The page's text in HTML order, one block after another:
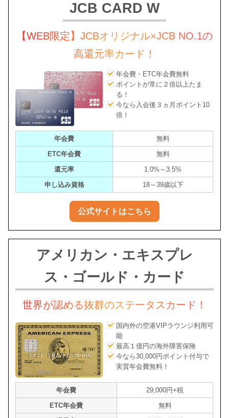
JCB CARD W
【WEB限定】JCBオリジナル×JCB NO.1の
高還元率カード！
年会費・ETC年会費無料
ポイントが常に２倍以上たま
る！
今なら入会後３ヵ月ポイント10
倍！
年会費
無料
ETC年会費
無料
還元率
1.0%～3.5%
申し込み資格
18～39歳以下
公式サイトはこちら
アメリカン・エキスプレ
ス・ゴールド・カード
世界が認める抜群のステータスカード！
国内外の空港VIPラウンジ利用可
能
最高１億円の海外障害保険
今なら30,000円ポイント付与で
実質年会費無料！
年会費
29,000円+税
ETC年会費
無料